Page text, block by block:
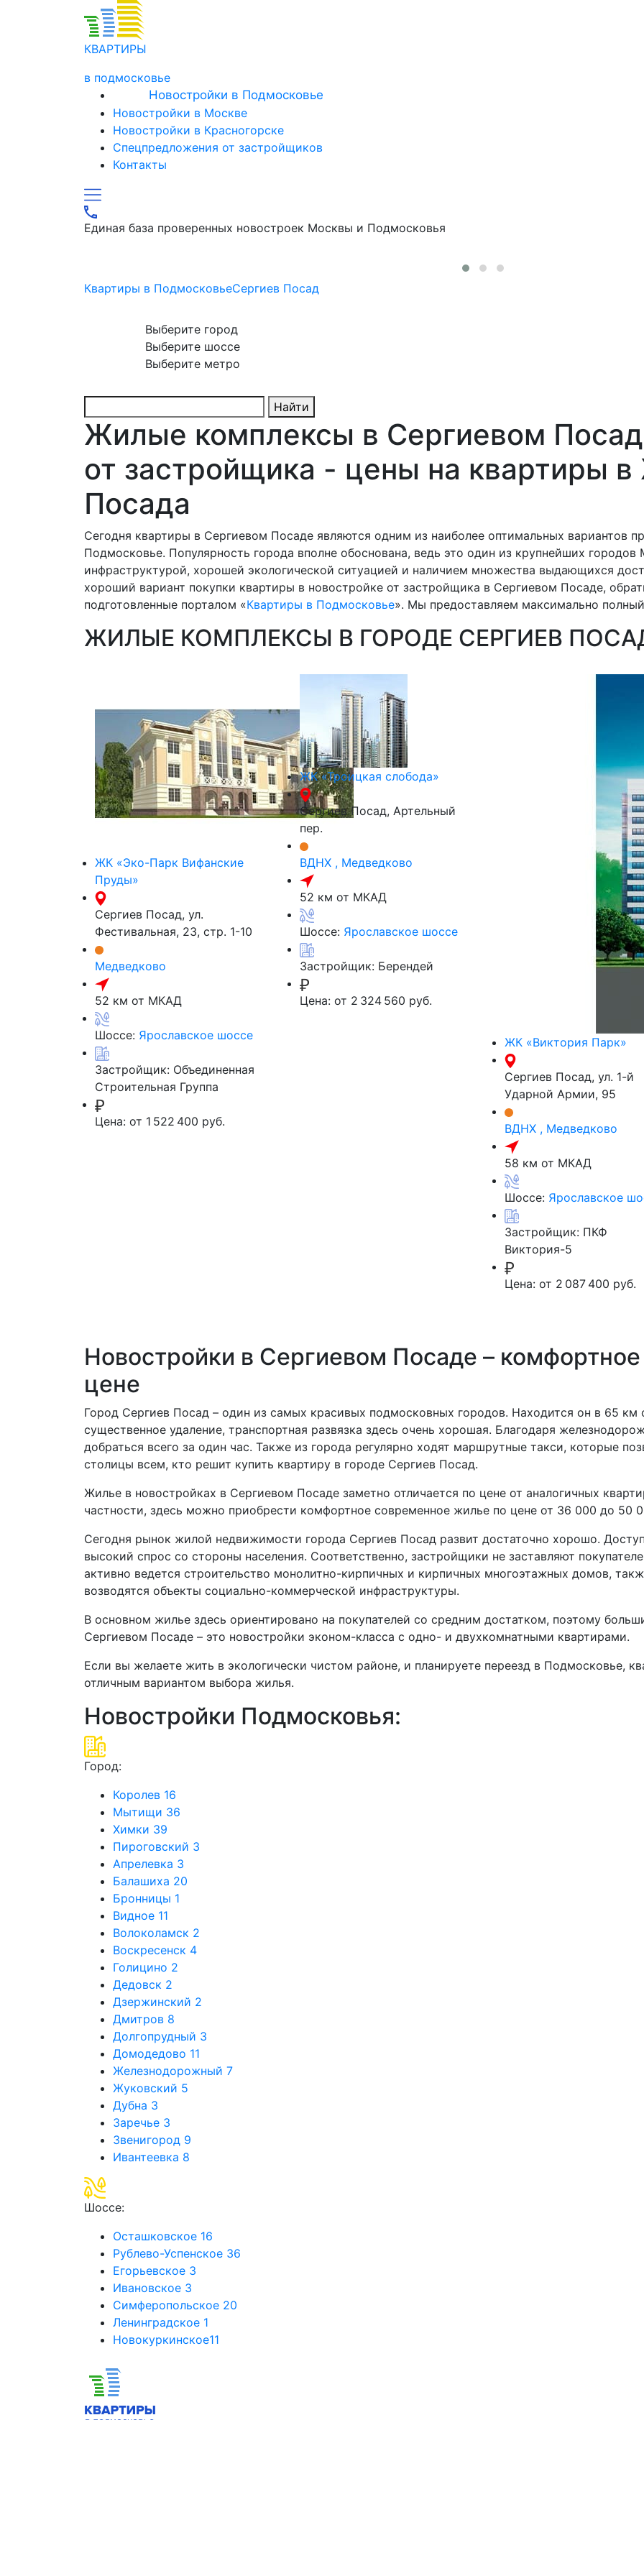
КВАРТИРЫ
в подмосковье
Новостройки в Подмосковье
Новостройки в Москве
Новостройки в Красногорске
Спецпредложения от застройщиков
Контакты
Единая база проверенных новостроек Москвы и Подмосковья
Квартиры в ПодмосковьеСергиев Посад
Выберите город
Выберите шоссе
Выберите метро
Найти
Жилые комплексы в Сергиевом
от застройщика - цены на квартиры
Посада
Сегодня квартиры в Сергиевом Посаде являются одним из наиболее оптимальных вариантов
Подмосковье. Популярность города вполне обоснована, ведь это один из крупнейших
инфраструктурой, хорошей экологической ситуацией и наличием множества выдающихся
хороший вариант покупки квартиры в новостройке от застройщика в Сергиевом Посаде,
подготовленные порталом «Квартиры в Подмосковье». Мы предоставляем максимально
ЖИЛЫЕ КОМПЛЕКСЫ В ГОРОДЕ СЕРГИЕВ
ЖК «Эко-Парк Вифанские
Пруды»
Сергиев Посад, ул.
Фестивальная, 23, стр. 1-10
Медведково
52 км от МКАД
Шоссе: Ярославское шоссе
Застройщик: Объединенная
Строительная Группа
Цена: от 1 522 400 руб.
ЖК «Троицкая слобода»
Сергиев Посад, Артельный
пер.
ВДНХ , Медведково
52 км от МКАД
Шоссе: Ярославское шоссе
Застройщик: Берендей
Цена: от 2 324 560 руб.
ЖК «Виктория Парк»
Сергиев Посад, ул. 1-й
Ударной Армии, 95
ВДНХ , Медведково
58 км от МКАД
Шоссе: Ярославское
Застройщик: ПКФ
Виктория-5
Цена: от 2 087 400 руб.
Новостройки в Сергиевом Посаде –
цене
Город Сергиев Посад – один из самых красивых подмосковных городов. Находится он в 65 км
существенное удаление, транспортная развязка здесь очень хорошая. Благодаря
добраться всего за один час. Также из города регулярно ходят маршрутные такси, которые
столицы всем, кто решит купить квартиру в городе Сергиев Посад.
Жилье в новостройках в Сергиевом Посаде заметно отличается по цене от аналогичных
частности, здесь можно приобрести комфортное современное жилье по цене от 36 000 до 50
Сегодня рынок жилой недвижимости города Сергиев Посад развит достаточно хорошо.
высокий спрос со стороны населения. Соответственно, застройщики не заставляют
активно ведется строительство монолитно-кирпичных и кирпичных многоэтажных домов,
возводятся объекты социально-коммерческой инфраструктуры.
В основном жилье здесь ориентировано на покупателей со средним достатком, поэтому
Сергиевом Посаде – это новостройки эконом-класса с одно- и двухкомнатными квартирами.
Если вы желаете жить в экологически чистом районе, и планируете переезд в Подмосковье,
отличным вариантом выбора жилья.
Новостройки Подмосковья:
Город:
Королев 16
Мытищи 36
Химки 39
Пироговский 3
Апрелевка 3
Балашиха 20
Бронницы 1
Видное 11
Волоколамск 2
Воскресенск 4
Голицино 2
Дедовск 2
Дзержинский 2
Дмитров 8
Долгопрудный 3
Домодедово 11
Железнодорожный 7
Жуковский 5
Дубна 3
Заречье 3
Звенигород 9
Ивантеевка 8
Шоссе:
Осташковское 16
Рублево-Успенское 36
Егорьевское 3
Ивановское 3
Симферопольское 20
Ленинградское 1
Новокуркинское11